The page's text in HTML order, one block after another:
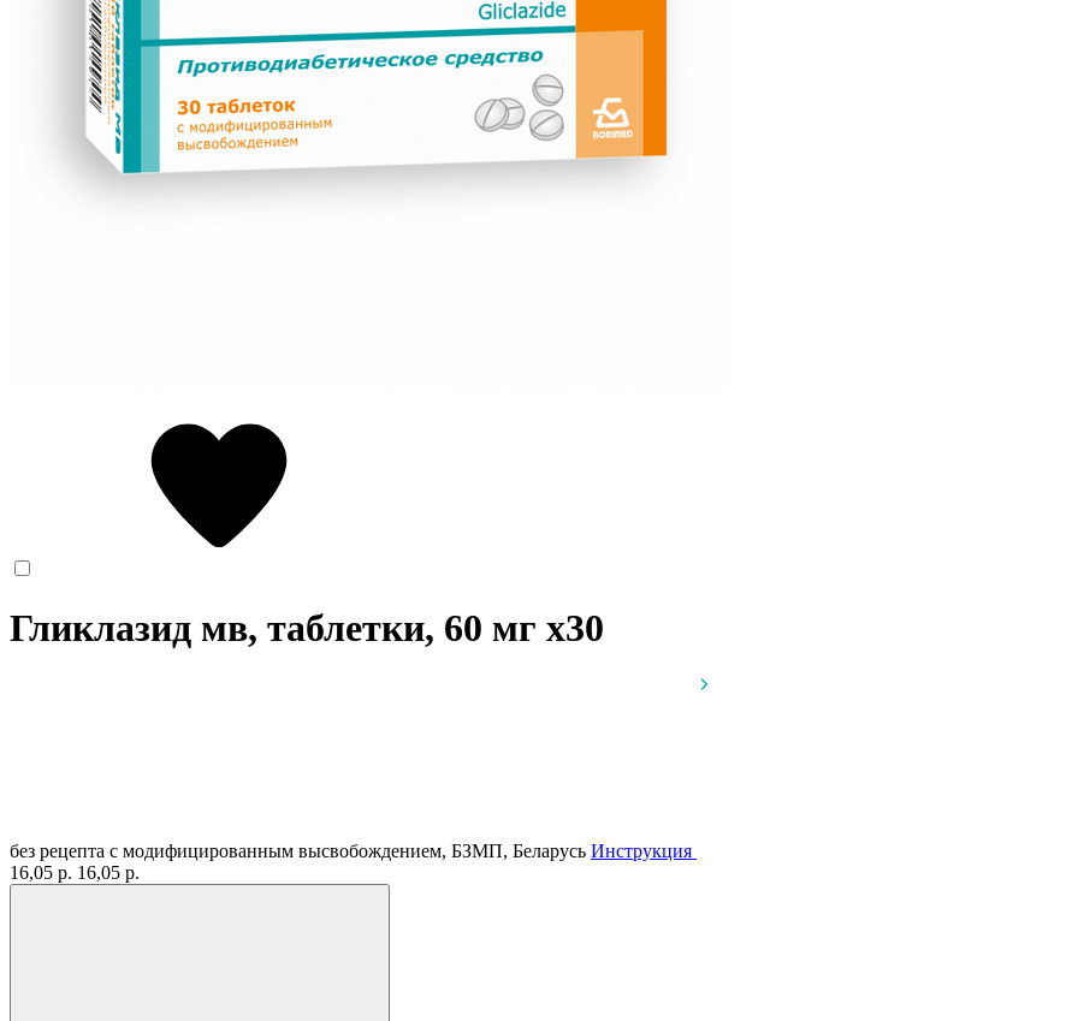
Гликлазид мв, таблетки, 60 мг x30
без рецепта с модифицированным высвобождением, БЗМП, Беларусь Инструкция
16,05 р. 16,05 р.